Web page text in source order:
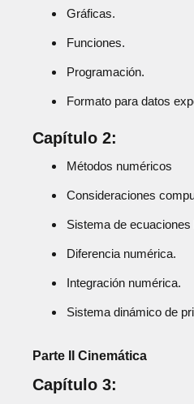
Gráficas.
Funciones.
Programación.
Formato para datos
Capítulo 2:
Métodos numéricos
Consideraciones
Sistema de ecuaciones
Diferencia numérica.
Integración numérica.
Sistema dinámico de
Parte II Cinemática
Capítulo 3: